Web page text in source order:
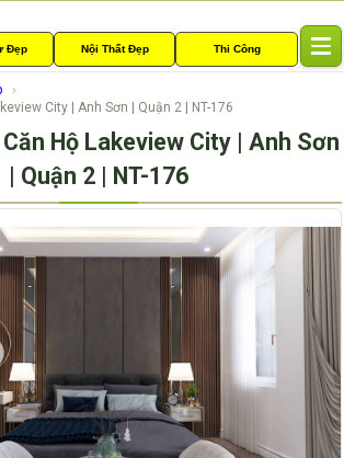
Đẹp Nội Thất Đẹp Thi Công
l
a
v
City | Anh Sơn | Quận 2 | NT-176
Hộ Lakeview City | Anh Sơn
| Quận 2 | NT-176